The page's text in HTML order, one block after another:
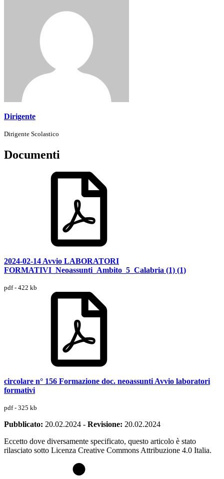
Dirigente
Dirigente Scolastico
Documenti
2024-02-14 Avvio LABORATORI
FORMATIVI_Neoassunti_Ambito_5_Calabria (1) (1)
pdf - 422 kb
circolare n° 156 Formazione doc. neoassunti Avvio laboratori
formativi
pdf - 325 kb
Pubblicato: 20.02.2024 - Revisione: 20.02.2024
Eccetto dove diversamente specificato, questo articolo è stato
rilasciato sotto Licenza Creative Commons Attribuzione 4.0 Italia.